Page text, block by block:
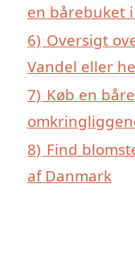
en bårebuket i
6) Oversigt
Vandel eller
7) Køb en
8) Find
af Danmark